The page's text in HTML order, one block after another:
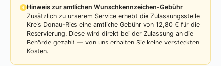
Hinweis zur amtlichen Wunschkennzeichen-Gebühr
Zusätzlich zu unserem Service erhebt die Zulassungsstelle
Kreis Donau-Ries eine amtliche Gebühr von 12,80 € für die
Reservierung. Diese wird direkt bei der Zulassung an die
Behörde gezahlt — von uns erhalten Sie keine versteckten
Kosten.